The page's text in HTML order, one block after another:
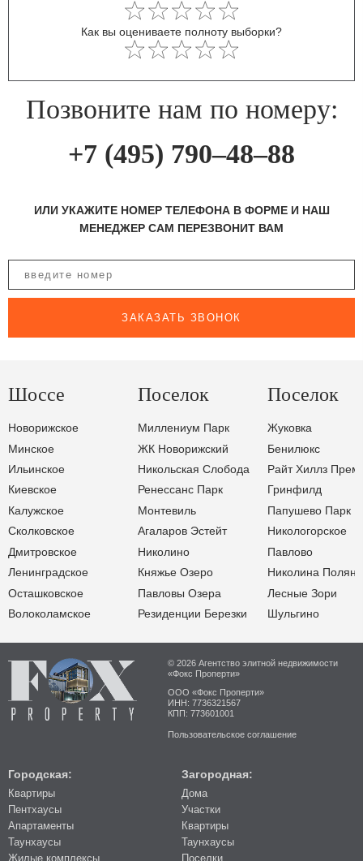
Как вы оцениваете полноту выборки?
Позвоните нам по номеру:
+7 (495) 790–48–88
ИЛИ УКАЖИТЕ НОМЕР ТЕЛЕФОНА В ФОРМЕ И НАШ
МЕНЕДЖЕР САМ ПЕРЕЗВОНИТ ВАМ
ЗАКАЗАТЬ ЗВОНОК
Шоссе
Новорижское
Минское
Ильинское
Киевское
Калужское
Сколковское
Дмитровское
Ленинградское
Осташковское
Волоколамское
Поселок
Миллениум Парк
ЖК Новорижский
Никольская Слобода
Ренессанс Парк
Монтевиль
Агаларов Эстейт
Николино
Княжье Озеро
Павловы Озера
Резиденции Березки
Поселок
Жуковка
Бенилюкс
Райт Хиллз
Гринфилд
Папушево Парк
Никологорское
Павлово
Николина Поляна
Лесные Зори
Шульгино
© 2026 Агентство элитной недвижимости
«Фокс Проперти»
ООО «Фокс Проперти»
ИНН: 7736321567
КПП: 773601001
Пользовательское соглашение
Городская:
Квартиры
Пентхаусы
Апартаменты
Таунхаусы
Жилые комплексы
Загородная:
Дома
Участки
Квартиры
Таунхаусы
Поселки